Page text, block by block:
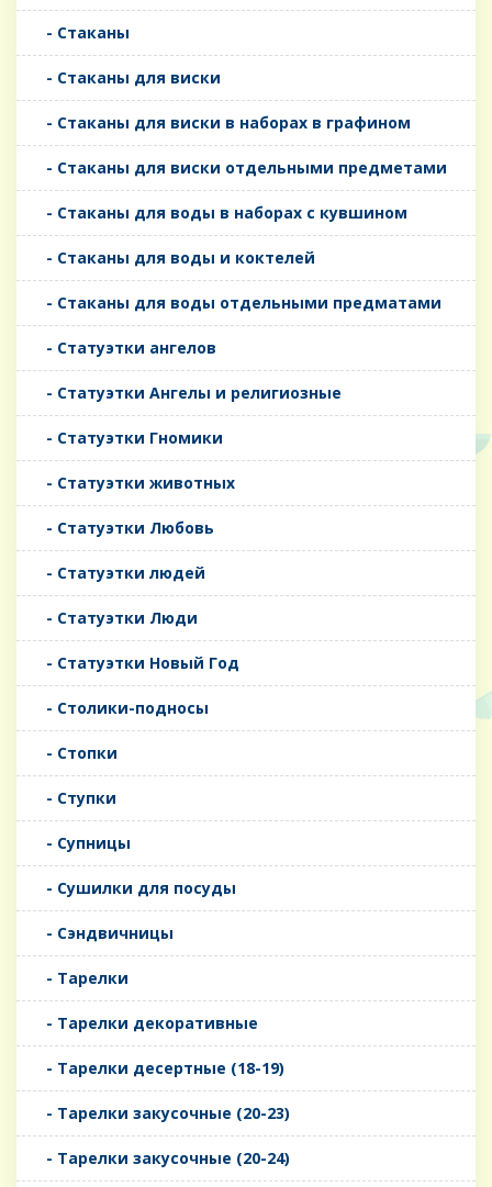
- Стаканы
- Стаканы для виски
- Стаканы для виски в наборах в графином
- Стаканы для виски отдельными предметами
- Стаканы для воды в наборах с кувшином
- Стаканы для воды и коктелей
- Стаканы для воды отдельными предматами
- Статуэтки ангелов
- Статуэтки Ангелы и религиозные
- Статуэтки Гномики
- Статуэтки животных
- Статуэтки Любовь
- Статуэтки людей
- Статуэтки Люди
- Статуэтки Новый Год
- Столики-подносы
- Стопки
- Ступки
- Супницы
- Сушилки для посуды
- Сэндвичницы
- Тарелки
- Тарелки декоративные
- Тарелки десертные (18-19)
- Тарелки закусочные (20-23)
- Тарелки закусочные (20-24)